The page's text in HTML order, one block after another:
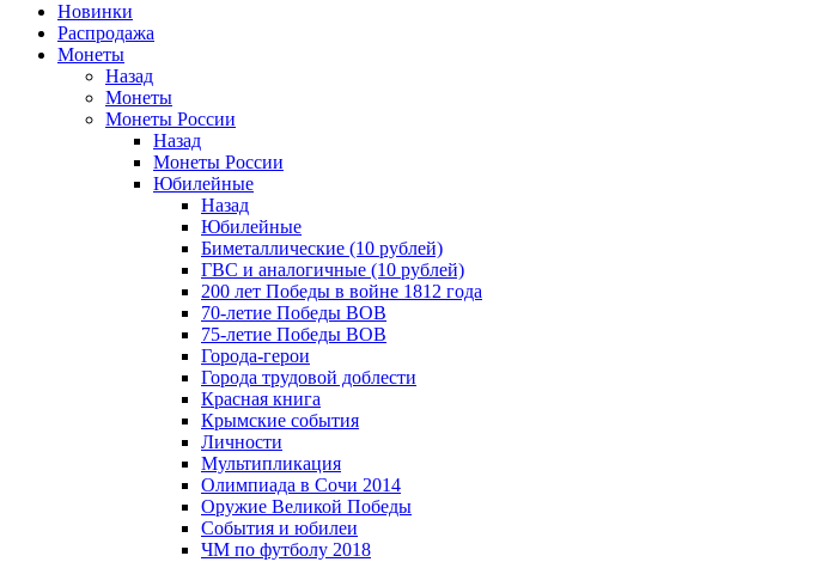
Новинки
Распродажа
Монеты
Назад
Монеты
Монеты России
Назад
Монеты России
Юбилейные
Назад
Юбилейные
Биметаллические (10 рублей)
ГВС и аналогичные (10 рублей)
200 лет Победы в войне 1812 года
70-летие Победы ВОВ
75-летие Победы ВОВ
Города-герои
Города трудовой доблести
Красная книга
Крымские события
Личности
Мультипликация
Олимпиада в Сочи 2014
Оружие Великой Победы
События и юбилеи
ЧМ по футболу 2018